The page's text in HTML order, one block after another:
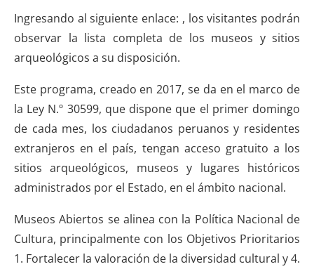
Ingresando al siguiente enlace: , los visitantes podrán
observar la lista completa de los museos y sitios
arqueológicos a su disposición.
Este programa, creado en 2017, se da en el marco de
la Ley N.º 30599, que dispone que el primer domingo
de cada mes, los ciudadanos peruanos y residentes
extranjeros en el país, tengan acceso gratuito a los
sitios arqueológicos, museos y lugares históricos
administrados por el Estado, en el ámbito nacional.
Museos Abiertos se alinea con la Política Nacional de
Cultura, principalmente con los Objetivos Prioritarios
1. Fortalecer la valoración de la diversidad cultural y 4.